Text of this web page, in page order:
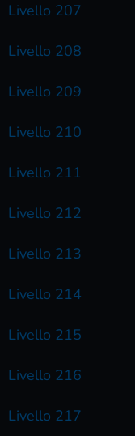
Livello 207
Livello 208
Livello 209
Livello 210
Livello 211
Livello 212
Livello 213
Livello 214
Livello 215
Livello 216
Livello 217